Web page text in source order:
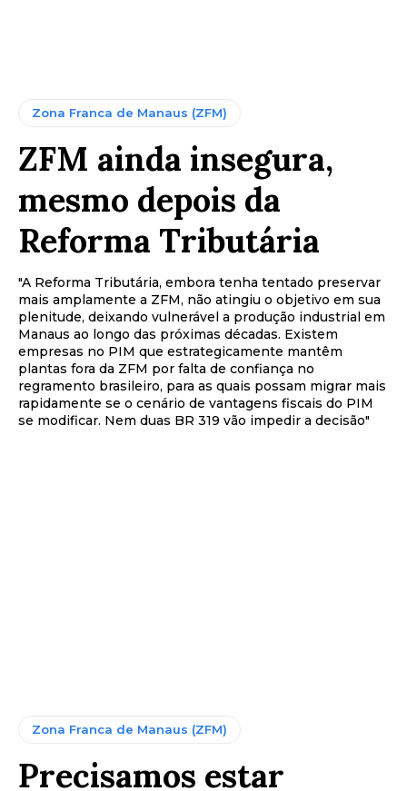
Zona Franca de Manaus (ZFM)
ZFM ainda insegura,
mesmo depois da
Reforma Tributária
"A Reforma Tributária, embora tenha tentado preservar
mais amplamente a ZFM, não atingiu o objetivo em sua
plenitude, deixando vulnerável a produção industrial em
Manaus ao longo das próximas décadas. Existem
empresas no PIM que estrategicamente mantêm
plantas fora da ZFM por falta de confiança no
regramento brasileiro, para as quais possam migrar mais
rapidamente se o cenário de vantagens fiscais do PIM
se modificar. Nem duas BR 319 vão impedir a decisão"
Zona Franca de Manaus (ZFM)
Precisamos estar